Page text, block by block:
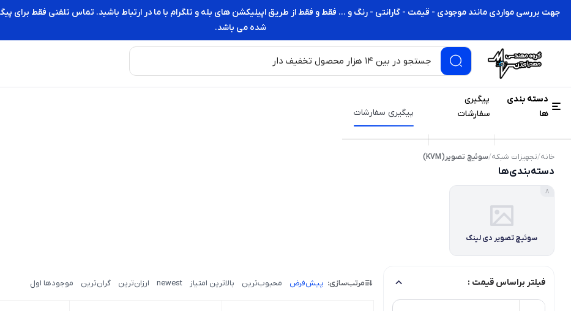
جهت بررسی مواردی مانند موجودی - قیمت - گارانتی - رنگ و ... فقط و فقط از طریق اپیلیکشن های بله و تلگرام با ما در ارتباط باشید. تماس تلفنی فقط برای
شده می باشد.
دسته بندی
ها
پیگیری
سفارشات
پیگیری سفارشات
خانه/تجهیزات شبکه/سوئیچ تصویر(KVM)
دسته‌بندی‌ها
8
سوئیچ تصویر دی لینک
فیلتر براساس قیمت : مرتب‌سازی: پیش‌فرض محبوب‌ترین بالاترین امتیاز newest ارزان‌ترین گران‌ترین موجودها اول